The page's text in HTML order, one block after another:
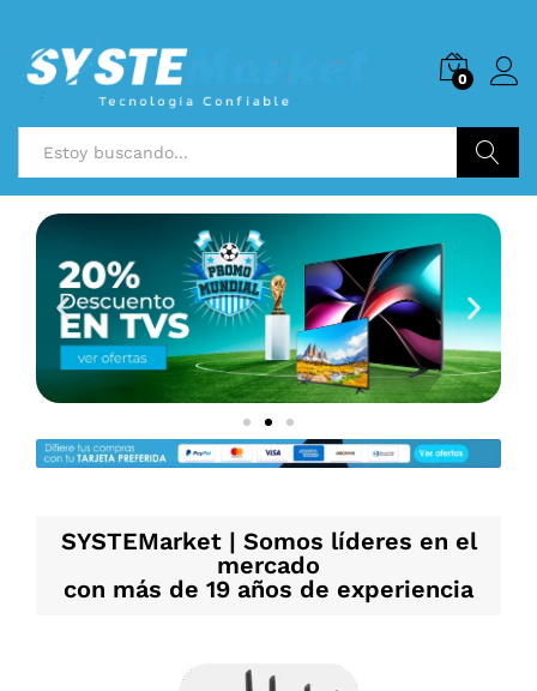
0
SYSTEMarket | Somos líderes en el
mercado
con más de 19 años de experiencia